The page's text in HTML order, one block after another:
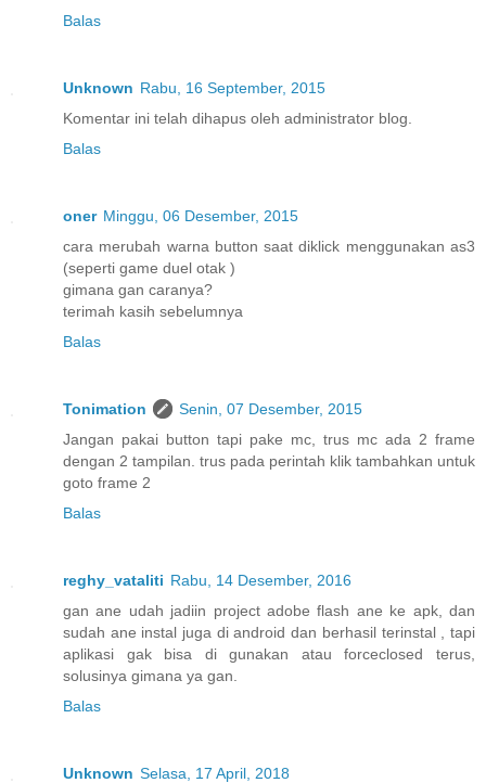
Balas
Unknown Rabu, 16 September, 2015
Komentar ini telah dihapus oleh administrator blog.
Balas
oner Minggu, 06 Desember, 2015
cara merubah warna button saat diklick menggunakan as3
(seperti game duel otak )
gimana gan caranya?
terimah kasih sebelumnya
Balas
Tonimation
Senin, 07 Desember, 2015
Jangan pakai button tapi pake mc, trus mc ada 2 frame
dengan 2 tampilan. trus pada perintah klik tambahkan untuk
goto frame 2
Balas
reghy_vataliti Rabu, 14 Desember, 2016
gan ane udah jadiin project adobe flash ane ke apk, dan
sudah ane instal juga di android dan berhasil terinstal , tapi
aplikasi gak bisa di gunakan atau forceclosed terus,
solusinya gimana ya gan.
Balas
Unknown Selasa, 17 April, 2018